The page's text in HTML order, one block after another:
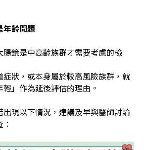
年齡問題
腸鏡是中高齡族群才需要考慮的檢
症狀，或本身屬於較高風險族群，就
」作為延後評估的理由。
出現以下情況，建議及早與醫師討論